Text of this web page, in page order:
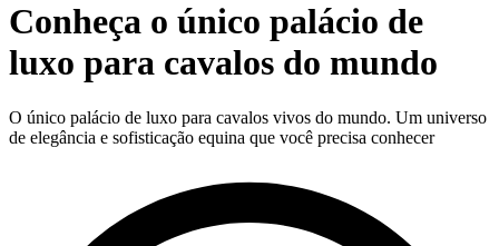
Conheça o único palácio de
luxo para cavalos do mundo
O único palácio de luxo para cavalos vivos do mundo. Um universo
de elegância e sofisticação equina que você precisa conhecer